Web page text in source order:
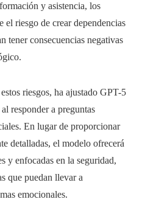
y asistencia, los
el riesgo de crear dependencias
tener consecuencias negativas
riesgos, ha ajustado GPT-5
responder a preguntas
En lugar de proporcionar
detalladas, el modelo ofrecerá
y enfocadas en la seguridad,
que puedan llevar a
emocionales.